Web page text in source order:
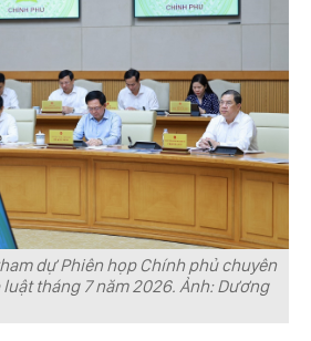
dự Phiên họp Chính phủ chuyên
tháng 7 năm 2026. Ảnh: Dương